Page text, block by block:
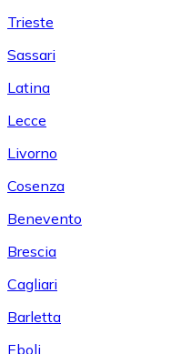
Trieste
Sassari
Latina
Lecce
Livorno
Cosenza
Benevento
Brescia
Cagliari
Barletta
Eboli